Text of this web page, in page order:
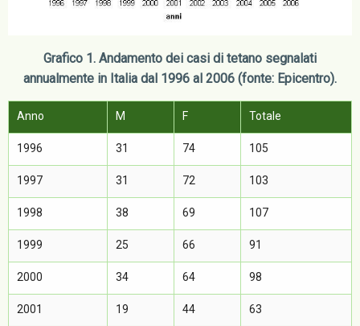
Grafico 1. Andamento dei casi di tetano segnalati
annualmente in Italia dal 1996 al 2006 (fonte: Epicentro).
Anno M F Totale
1996 31 74 105
1997 31 72 103
1998 38 69 107
1999 25 66 91
2000 34 64 98
2001 19 44 63